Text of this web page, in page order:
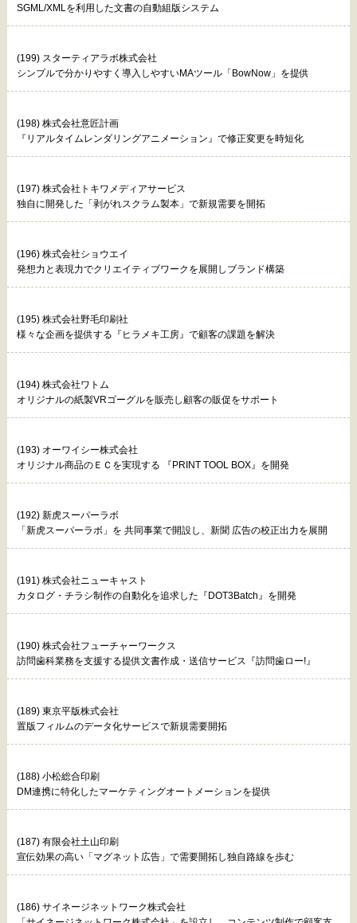
SGML/XMLを利用した文書の自動組版システム
(199) スターティアラボ株式会社
シンプルで分かりやすく導入しやすいMAツール「BowNow」を提供
(198) 株式会社意匠計画
『リアルタイムレンダリングアニメーション』で修正変更を時短化
(197) 株式会社トキワメディアサービス
独自に開発した「剥がれスクラム製本」で新規需要を開拓
(196) 株式会社ショウエイ
発想力と表現力でクリエイティブワークを展開しブランド構築
(195) 株式会社野毛印刷社
様々な企画を提供する『ヒラメキ工房』で顧客の課題を解決
(194) 株式会社ワトム
オリジナルの紙製VRゴーグルを販売し顧客の販促をサポート
(193) オーワイシー株式会社
オリジナル商品のＥＣを実現する 『PRINT TOOL BOX』を開発
(192) 新虎スーパーラボ
「新虎スーパーラボ」を 共同事業で開設し、新聞 広告の校正出力を展開
(191) 株式会社ニューキャスト
カタログ・チラシ制作の自動化を追求した『DOT3Batch』を開発
(190) 株式会社フューチャーワークス
訪問歯科業務を支援する提供文書作成・送信サービス『訪問歯ロー!』
(189) 東京平版株式会社
置版フィルムのデータ化サービスで新規需要開拓
(188) 小松総合印刷
DM連携に特化したマーケティングオートメーションを提供
(187) 有限会社土山印刷
宣伝効果の高い「マグネット広告」で需要開拓し独自路線を歩む
(186) サイネージネットワーク株式会社